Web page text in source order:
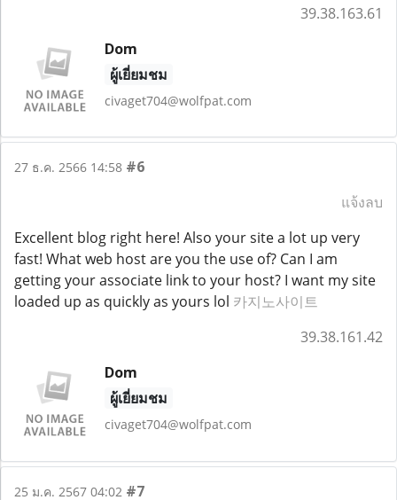
39.38.163.61
Dom
ผู้เยี่ยมชม
civaget704@wolfpat.com
27 ธ.ค. 2566 14:58 #6
แจ้งลบ
Excellent blog right here! Also your site a lot up very
fast! What web host are you the use of? Can I am
getting your associate link to your host? I want my site
loaded up as quickly as yours lol 카지노사이트
39.38.161.42
Dom
ผู้เยี่ยมชม
civaget704@wolfpat.com
25 ม.ค. 2567 04:02 #7